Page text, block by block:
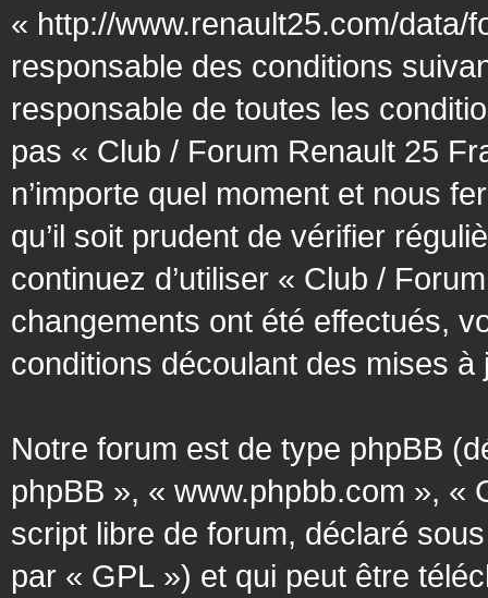
« http://www.renault25.com/data/
responsable des conditions
responsable de toutes les
pas « Club / Forum Renault 25
n’importe quel moment et nous
qu’il soit prudent de vérifier
continuez d’utiliser « Club /
changements ont été effectués,
conditions découlant des mises
Notre forum est de type phpBB
phpBB », « www.phpbb.com », «
script libre de forum, déclaré
par « GPL ») et qui peut être